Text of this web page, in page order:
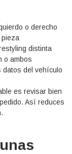
o derecho
pieza
distinta
o ambos
datos del vehículo
es revisar bien
Así reduces